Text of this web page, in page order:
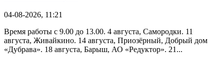
04-08-2026, 11:21
Время работы с 9.00 до 13.00. 4 августа, Самородки. 11
августа, Живайкино. 14 августа, Приозёрный, Добрый дом
«Дубрава». 18 августа, Барыш, АО «Редуктор». 21...